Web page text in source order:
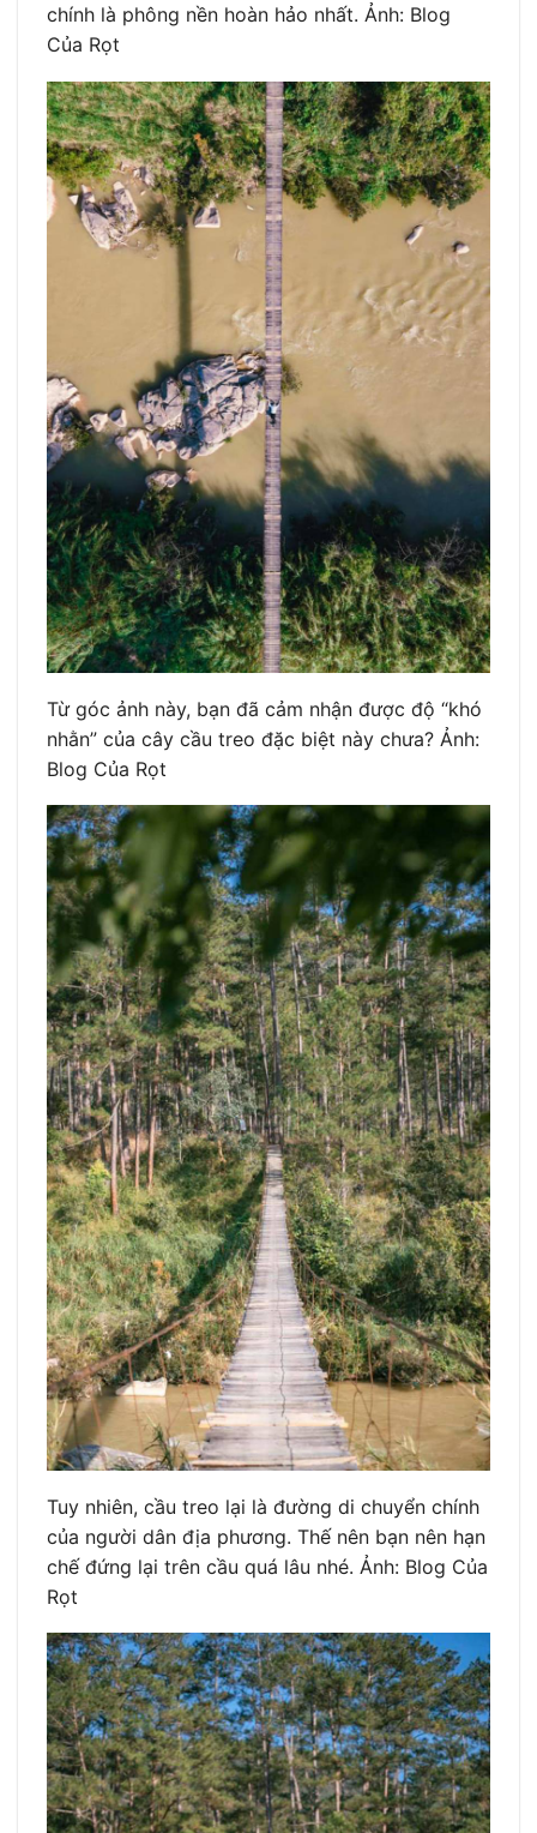
chính là phông nền hoàn hảo nhất. Ảnh: Blog
Của Rọt
Từ góc ảnh này, bạn đã cảm nhận được độ “khó
nhằn” của cây cầu treo đặc biệt này chưa? Ảnh:
Blog Của Rọt
Tuy nhiên, cầu treo lại là đường di chuyển chính
của người dân địa phương. Thế nên bạn nên hạn
chế đứng lại trên cầu quá lâu nhé. Ảnh: Blog Của
Rọt